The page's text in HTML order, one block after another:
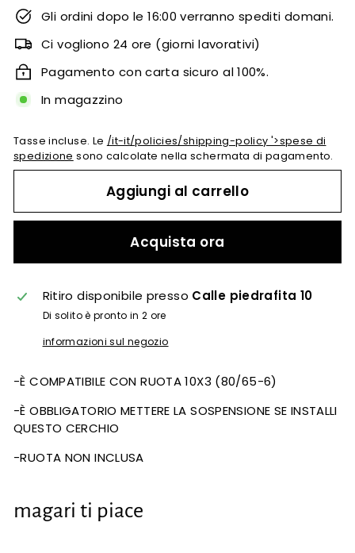
Gli ordini dopo le 16:00 verranno spediti domani.
Ci vogliono 24 ore (giorni lavorativi)
Pagamento con carta sicuro al 100%.
In magazzino
Tasse incluse. Le /it-it/policies/shipping-policy '>spese di
spedizione sono calcolate nella schermata di pagamento.
Aggiungi al carrello
Acquista ora
Ritiro disponibile presso Calle piedrafita 10
Di solito è pronto in 2 ore
informazioni sul negozio
-È COMPATIBILE CON RUOTA 10X3 (80/65-6)
-È OBBLIGATORIO METTERE LA SOSPENSIONE SE INSTALLI
QUESTO CERCHIO
-RUOTA NON INCLUSA
magari ti piace